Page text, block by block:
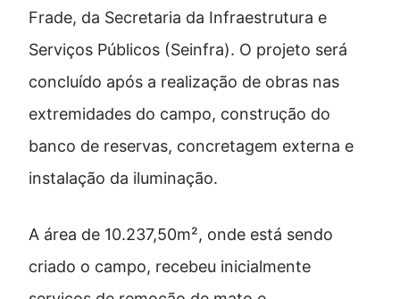
Frade, da Secretaria da Infraestrutura e
Serviços Públicos (Seinfra). O projeto será
concluído após a realização de obras nas
extremidades do campo, construção do
banco de reservas, concretagem externa e
instalação da iluminação.
A área de 10.237,50m², onde está sendo
criado o campo, recebeu inicialmente